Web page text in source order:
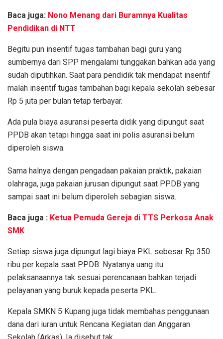
Baca juga: Nono Menang dari Buramnya Kualitas
Pendidikan di NTT
Begitu pun insentif tugas tambahan bagi guru yang
sumbernya dari SPP mengalami tunggakan bahkan ada yang
sudah diputihkan. Saat para pendidik tak mendapat insentif
malah insentif tugas tambahan bagi kepala sekolah sebesar
Rp 5 juta per bulan tetap terbayar.
Ada pula biaya asuransi peserta didik yang dipungut saat
PPDB akan tetapi hingga saat ini polis asuransi belum
diperoleh siswa.
Sama halnya dengan pengadaan pakaian praktik, pakaian
olahraga, juga pakaian jurusan dipungut saat PPDB yang
sampai saat ini belum diperoleh sebagian siswa.
Baca juga : Ketua Pemuda Gereja di TTS Perkosa Anak
SMK
Setiap siswa juga dipungut lagi biaya PKL sebesar Rp 350
ribu per kepala saat PPDB. Nyatanya uang itu
pelaksanaannya tak sesuai perencanaan bahkan terjadi
pelayanan yang buruk kepada peserta PKL.
Kepala SMKN 5 Kupang juga tidak membahas penggunaan
dana dari iuran untuk Rencana Kegiatan dan Anggaran